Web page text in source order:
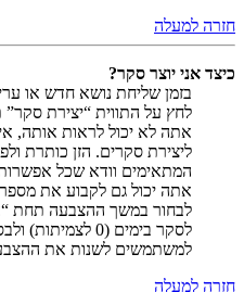
חזרה למעלה
כיצד אני יוצר סקר?
בזמן שליחת נושא חדש או
לחץ על התווית “יצירת
אתה לא יכול לראות אותה,
ליצירת סקרים. הזן כותרת
המתאימים וודא שכל
אתה יכול גם לקבוע את
לבחור במשך ההצבעה תחת
לסקר בימים (0
למשתמשים לשנות את
חזרה למעלה